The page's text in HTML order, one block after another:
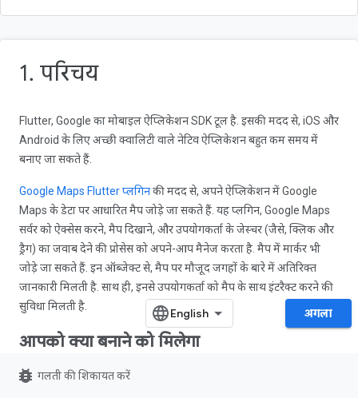
1. परिचय
Flutter, Google का मोबाइल ऐप्लिकेशन SDK टूल है. इसकी मदद से, iOS और
Android के लिए अच्छी क्वालिटी वाले नेटिव ऐप्लिकेशन बहुत कम समय में
बनाए जा सकते हैं.
Google Maps Flutter प्लगिनकी मदद से, अपने ऐप्लिकेशन में Google
Maps के डेटा पर आधारित मैप जोड़े जा सकते हैं. यह प्लगिन, Google Maps
सर्वर को ऐक्सेस करने, मैप दिखाने, और उपयोगकर्ता के जेस्चर (जैसे, क्लिक और
ड्रैग) का जवाब देने की प्रोसेस को अपने-आप मैनेज करता है. मैप में मार्कर भी
जोड़े जा सकते हैं. इन ऑब्जेक्ट से, मैप पर मौजूद जगहों के बारे में अतिरिक्त
जानकारी मिलती है. साथ ही, इनसे उपयोगकर्ता को मैप के साथ इंटरैक्ट करने की
सुविधा मिलती है.
आपको क्या बनाने को मिलेगा
इस कोडलैब में, Flutter SDK का इस्तेमाल
अगला
bug_report गलती की शिकायत करें